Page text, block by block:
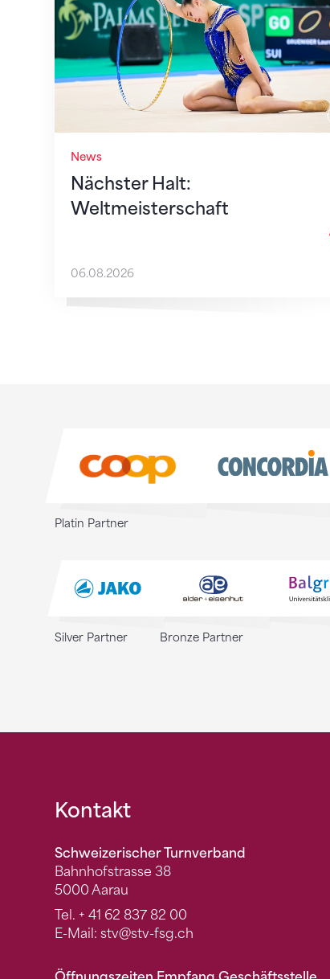
News
Nächster Halt:
Weltmeisterschaft
06.08.2026
Platin Partner
Silver Partner Bronze Partner
Fusszeile
Kontakt
Schweizerischer Turnverband
Bahnhofstrasse 38
5000 Aarau
Tel. + 41 62 837 82 00
E-Mail: stv@stv-fsg.ch